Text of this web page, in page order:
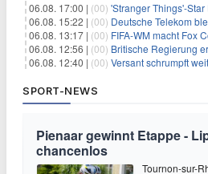
06.08. 17:00 | (00) 'Stranger Things'-Star David Harbour kehrt
06.08. 15:22 | (00) Deutsche Telekom
06.08. 13:17 | (00) FIFA-WM macht Fox
06.08. 12:56 | (00) Britische Regierung erlaubt
06.08. 12:40 | (00) Versant schrumpft
SPORT-NEWS
Pienaar gewinnt Etappe -
chancenlos
Tournon-sur-